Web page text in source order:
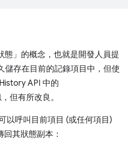
態」的概念，也就是開發人員提
儲存在目前的記錄項目中，但使
API 中的
但有所改良。
以呼叫目前項目 (或任何項目)
回其狀態副本：